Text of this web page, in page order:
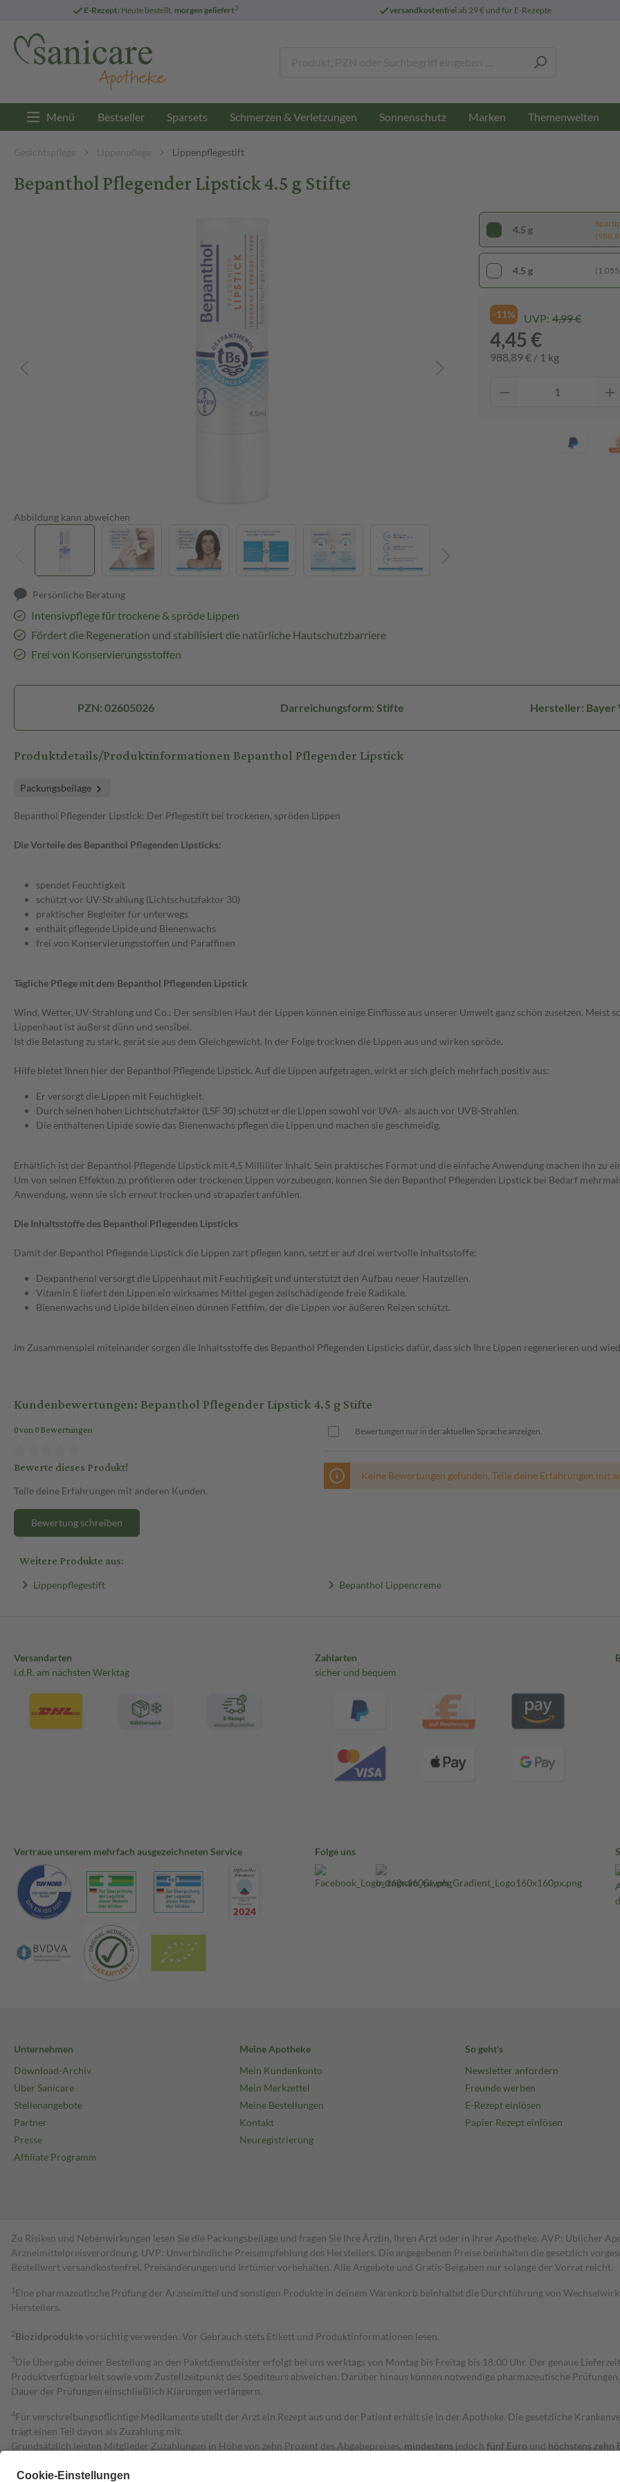
E-Rezept: Heute bestellt, morgen geliefert3 versandkostenfreiab 29 € und für E-Rezepte
Menü Bestseller Sparsets Schmerzen & Verletzungen Sonnenschutz Marken Themenwelten
Gesichtspflege Lippenpflege Lippenpflegestift
Bepanthol Pflegender Lipstick 4.5 g Stifte
Abbildung kann abweichen
Persönliche Beratung
Intensivpflege für trockene & spröde Lippen
Fördert die Regeneration und stabilisiert die natürliche Hautschutzbarriere
Frei von Konservierungsstoffen
4.5 g
4.5 g
-11% UVP: 4,99 €
4,45 €
988,89 € / 1 kg
PZN: 02605026 Darreichungsform: Stifte Hersteller: Bayer
Produktdetails/Produktinformationen Bepanthol Pflegender Lipstick
Packungsbeilage
Bepanthol Pflegender Lipstick: Der Pflegestift bei trockenen, spröden Lippen
Die Vorteile des Bepanthol Pflegenden Lipsticks:
spendet Feuchtigkeit
schützt vor UV-Strahlung (Lichtschutzfaktor 30)
praktischer Begleiter für unterwegs
enthält pflegende Lipide und Bienenwachs
frei von Konservierungsstoffen und Paraffinen
Tägliche Pflege mit dem Bepanthol Pflegenden Lipstick
Wind, Wetter, UV-Strahlung und Co.: Der sensiblen Haut der Lippen können einige Einflüsse aus unserer Umwelt ganz schön zusetzen. Meist
Lippenhaut ist äußerst dünn und sensibel.
Ist die Belastung zu stark, gerät sie aus dem Gleichgewicht. In der Folge trocknen die Lippen aus und wirken spröde.
Hilfe bietet Ihnen hier der Bepanthol Pflegende Lipstick. Auf die Lippen aufgetragen, wirkt er sich gleich mehrfach positiv aus:
Er versorgt die Lippen mit Feuchtigkeit.
Durch seinen hohen Lichtschutzfaktor (LSF 30) schützt er die Lippen sowohl vor UVA- als auch vor UVB-Strahlen.
Die enthaltenen Lipide sowie das Bienenwachs pflegen die Lippen und machen sie geschmeidig.
Erhältlich ist der Bepanthol Pflegende Lipstick mit 4,5 Milliliter Inhalt. Sein praktisches Format und die einfache Anwendung machen ihn zu
Um von seinen Effekten zu profitieren oder trockenen Lippen vorzubeugen, können Sie den Bepanthol Pflegenden Lipstick bei Bedarf
Anwendung, wenn sie sich erneut trocken und strapaziert anfühlen.
Die Inhaltsstoffe des Bepanthol Pflegenden Lipsticks
Damit der Bepanthol Pflegende Lipstick die Lippen zart pflegen kann, setzt er auf drei wertvolle Inhaltsstoffe:
Dexpanthenol versorgt die Lippenhaut mit Feuchtigkeit und unterstützt den Aufbau neuer Hautzellen.
Vitamin E liefert den Lippen ein wirksames Mittel gegen zellschädigende freie Radikale.
Bienenwachs und Lipide bilden einen dünnen Fettfilm, der die Lippen vor äußeren Reizen schützt.
Im Zusammenspiel miteinander sorgen die Inhaltsstoffe des Bepanthol Pflegenden Lipsticks dafür, dass sich Ihre Lippen regenerieren und
Kundenbewertungen: Bepanthol Pflegender Lipstick 4.5 g Stifte
0 von 0 Bewertungen
Bewerte dieses Produkt!
Teile deine Erfahrungen mit anderen Kunden.
Bewertung schreiben
Bewertungen nur in der aktuellen Sprache anzeigen.
Keine Bewertungen gefunden. Teile deine Erfahrungen mit
Weitere Produkte aus:
Lippenpflegestift Bepanthol Lippencreme
Versandarten
i.d.R. am nächsten Werktag
Zahlarten
sicher und bequem
Vertraue unserem mehrfach ausgezeichneten Service Folge uns
Unternehmen
Download-Archiv
Über Sanicare
Stellenangebote
Partner
Presse
Affiliate Programm
Meine Apotheke
Mein Kundenkonto
Mein Merkzettel
Meine Bestellungen
Kontakt
Neuregistrierung
So geht's
Newsletter anfordern
Freunde werben
E-Rezept einlösen
Papier Rezept einlösen
Zu Risiken und Nebenwirkungen lesen Sie die Packungsbeilage und fragen Sie Ihre Ärztin, Ihren Arzt oder in Ihrer Apotheke. AVP: Üblicher
Arzneimittelpreisverordnung. UVP: Unverbindliche Preisempfehlung des Herstellers. Die angegebenen Preise beinhalten die gesetzlich
Bestell­wert versand­kosten­frei. Preisänderungen und Irrtümer vorbehalten. Alle Angebote und Gratis-Beigaben nur solange der Vorrat reicht.
1 Eine pharmazeutische Prüfung der Arzneimittel und sonstigen Produkte in deinem Warenkorb beinhaltet die Durchführung von
Herstellers.
2Biozidproduktevorsichtig verwenden. Vor Gebrauch stets Etikett und Produktinformationen lesen.
3Die Übergabe deiner Bestellung an den Paketdienstleister erfolgt bei uns werktags von Montag bis Freitag bis 18:00 Uhr. Der genaue
Produktverfügbarkeit sowie vom Zustellzeitpunkt des Spediteurs abweichen. Darüber hinaus können notwendige pharmazeutische
Dauer der Prüfungen einschließlich Klärungen verlängern.
4Für verschreibungspflichtige Medikamente stellt der Arzt ein Rezept aus und der Patient erhält sie in der Apotheke. Die gesetzliche
trägt einen Teil davon als Zuzahlung mit.
Grundsätzlich leisten Mitglieder Zuzahlungen in Höhe von zehn Prozent des Abgabepreises, mindestens jedoch fünf Euro und höchstens zehn
Diese Regeln gelten grundsätzlich auch für Online-Apotheken.